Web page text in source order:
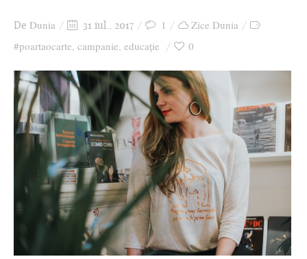
De Dunia 31 iul., 2017 1
Zice Dunia
#poartaocarte campanie educație 0